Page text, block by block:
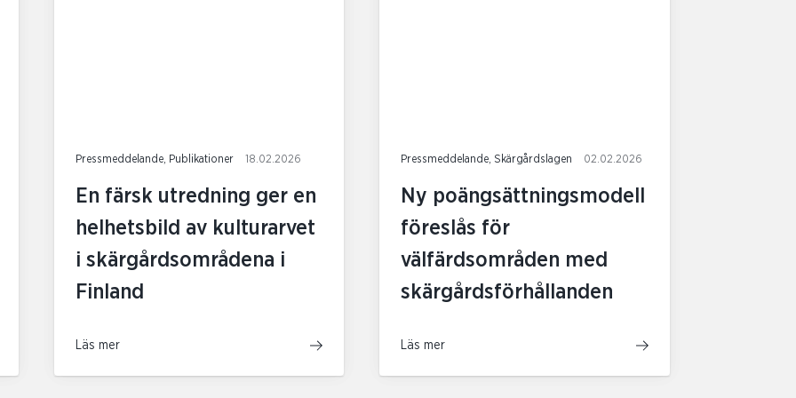
Pressmeddelande, Publikationer 18.02.2026
En färsk utredning ger en
helhetsbild av kulturarvet
i skärgårdsområdena i
Finland
Läs mer
Pressmeddelande, Skärgårdslagen 02.02.2026
Ny poängsättningsmodell
föreslås för
välfärdsområden med
skärgårdsförhållanden
Läs mer